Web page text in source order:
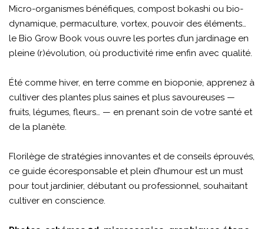
Micro-organismes bénéfiques, compost bokashi ou bio-
dynamique, permaculture, vortex, pouvoir des éléments…
le Bio Grow Book vous ouvre les portes d’un jardinage en
pleine (r)évolution, où productivité rime enfin avec qualité.
Été comme hiver, en terre comme en bioponie, apprenez à
cultiver des plantes plus saines et plus savoureuses —
fruits, légumes, fleurs… — en prenant soin de votre santé et
de la planète.
Florilège de stratégies innovantes et de conseils éprouvés,
ce guide écoresponsable et plein d’humour est un must
pour tout jardinier, débutant ou professionnel, souhaitant
cultiver en conscience.